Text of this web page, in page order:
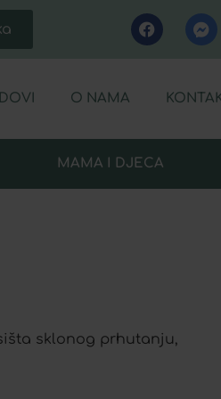
O NAMA
MAMA I DJECA
sklonog prhutanju,